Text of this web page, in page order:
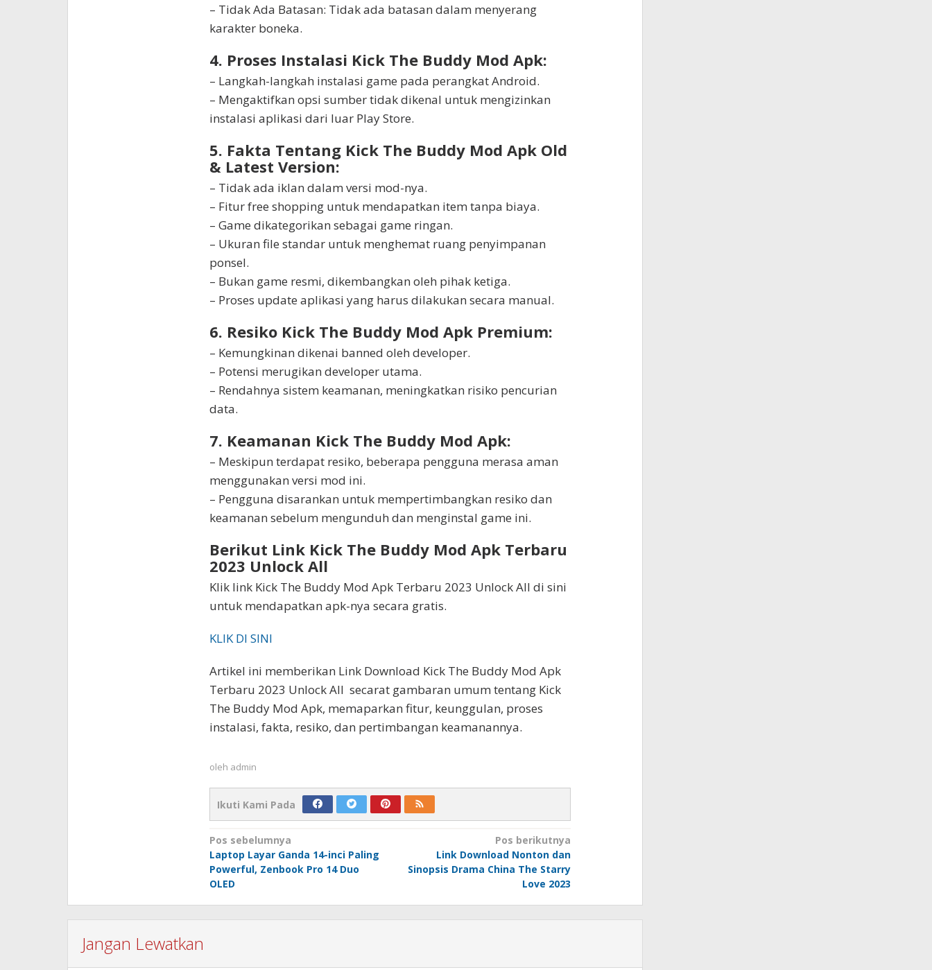
– Tidak Ada Batasan: Tidak ada batasan dalam menyerang
karakter boneka.
4. Proses Instalasi Kick The Buddy Mod Apk:
– Langkah-langkah instalasi game pada perangkat Android.
– Mengaktifkan opsi sumber tidak dikenal untuk mengizinkan
instalasi aplikasi dari luar Play Store.
5. Fakta Tentang Kick The Buddy Mod Apk Old
& Latest Version:
– Tidak ada iklan dalam versi mod-nya.
– Fitur free shopping untuk mendapatkan item tanpa biaya.
– Game dikategorikan sebagai game ringan.
– Ukuran file standar untuk menghemat ruang penyimpanan
ponsel.
– Bukan game resmi, dikembangkan oleh pihak ketiga.
– Proses update aplikasi yang harus dilakukan secara manual.
6. Resiko Kick The Buddy Mod Apk Premium:
– Kemungkinan dikenai banned oleh developer.
– Potensi merugikan developer utama.
– Rendahnya sistem keamanan, meningkatkan risiko pencurian
data.
7. Keamanan Kick The Buddy Mod Apk:
– Meskipun terdapat resiko, beberapa pengguna merasa aman
menggunakan versi mod ini.
– Pengguna disarankan untuk mempertimbangkan resiko dan
keamanan sebelum mengunduh dan menginstal game ini.
Berikut Link Kick The Buddy Mod Apk Terbaru
2023 Unlock All
Klik link Kick The Buddy Mod Apk Terbaru 2023 Unlock All di sini
untuk mendapatkan apk-nya secara gratis.
KLIK DI SINI
Artikel ini memberikan Link Download Kick The Buddy Mod Apk
Terbaru 2023 Unlock All secarat gambaran umum tentang Kick
The Buddy Mod Apk, memaparkan fitur, keunggulan, proses
instalasi, fakta, resiko, dan pertimbangan keamanannya.
oleh admin
Ikuti Kami Pada
Navigasi
pos
Pos sebelumnya
Laptop Layar Ganda 14-inci Paling
Powerful, Zenbook Pro 14 Duo
OLED
Pos berikutnya
Link Download Nonton dan
Sinopsis Drama China The Starry
Love 2023
Jangan Lewatkan